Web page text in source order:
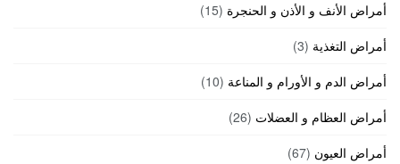
أمراض الأنف و الأذن و الحنجرة (15)
أمراض التغذية (3)
أمراض الدم و الأورام و المناعة (10)
أمراض العظام و العضلات (26)
أمراض العيون (67)